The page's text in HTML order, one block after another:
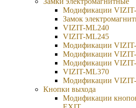
Модификации
Замок
VIZIT-ML240
VIZIT-ML245
Модификации
Модификации
Модификации
VIZIT-ML370
Модификации
Кнопки выхода
Модификации